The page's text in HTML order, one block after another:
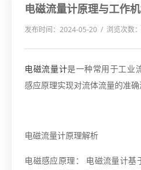
电磁流量计原理与工作
发布时间：2024-05-20 / 浏览次数：
电磁流量计是一种常用于工业
感应原理实现对流体流量的准确
电磁流量计原理解析
电磁感应原理： 电磁流量计基